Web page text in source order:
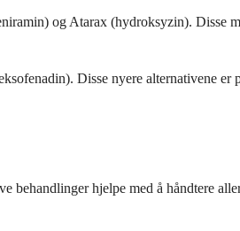
og Atarax (hydroksyzin). Disse
Disse nyere alternativene
hjelpe med å håndtere